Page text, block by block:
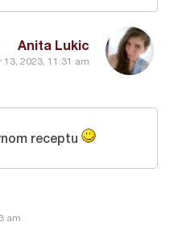
Anita Lukic
13, 2023, 11:31 am
am
receptu